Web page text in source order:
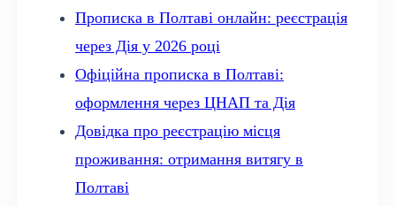
Прописка в Полтаві онлайн: реєстрація
через Дія у 2026 році
Офіційна прописка в Полтаві:
оформлення через ЦНАП та Дія
Довідка про реєстрацію місця
проживання: отримання витягу в
Полтаві